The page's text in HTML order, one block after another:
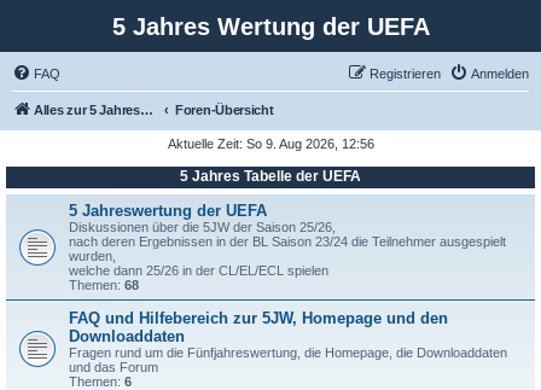
5 Jahres Wertung der UEFA
FAQ Anmelden
Registrieren
Alles zur 5 Jahreswertung / Tabelle der UEFA mit vielen Statistiken. Foren-Übersicht
Aktuelle Zeit: So 9. Aug 2026, 12:56
5 Jahres Tabelle der UEFA
5 Jahreswertung der UEFA
Diskussionen über die 5JW der Saison 25/26,
nach deren Ergebnissen in der BL Saison 23/24 die Teilnehmer ausgespielt
wurden,
welche dann 25/26 in der CL/EL/ECL spielen
Themen: 68
FAQ und Hilfebereich zur 5JW, Homepage und den
Downloaddaten
Fragen rund um die Fünfjahreswertung, die Homepage, die Downloaddaten
und das Forum
Themen: 6